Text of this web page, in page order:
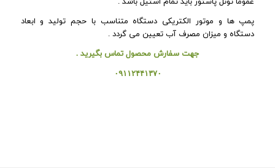
پمپ ها و موتور الکتریکی دستگاه متناسب با حجم تولید و ابعاد
دستگاه و میزان مصرف آب تعیین می گردد .
جهت سفارش محصول تماس بگیرید .
۰۹۱۱۲۴۴۱۳۷۰